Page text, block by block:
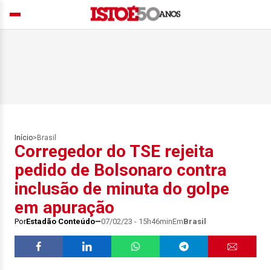
Início> Brasil
Corregedor do TSE rejeita
pedido de Bolsonaro contra
inclusão de minuta do golpe
em apuração
PorEstadão Conteúdo 07/02/23 - 15h46minEmBrasil